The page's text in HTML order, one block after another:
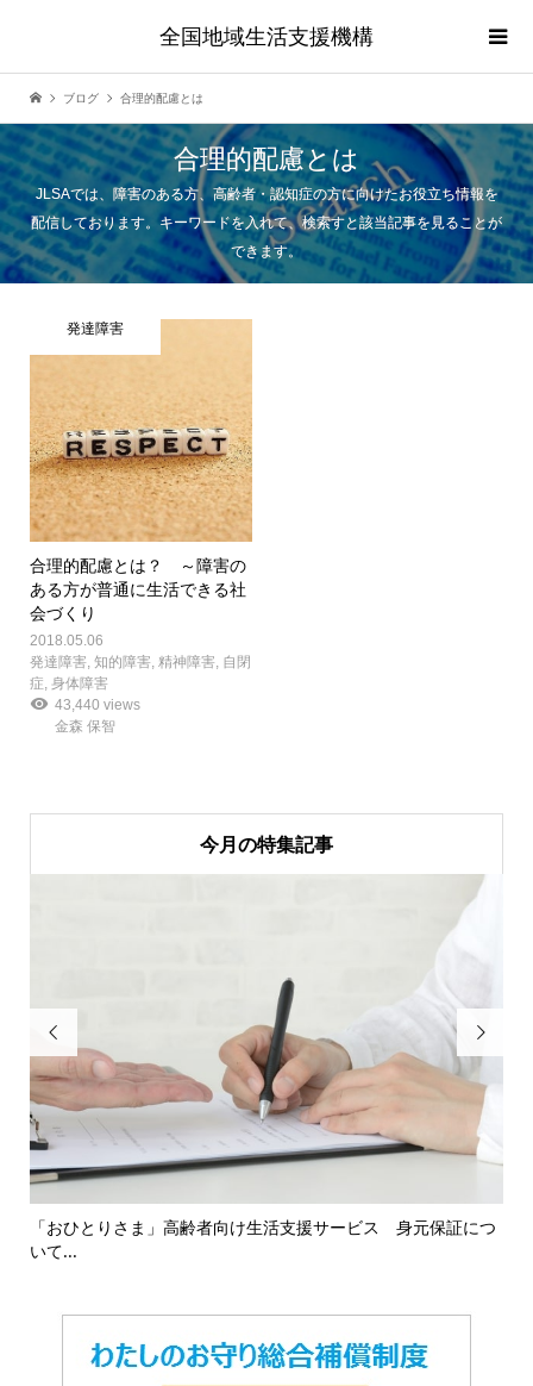
全国地域生活支援機構
ブログ 合理的配慮とは
合理的配慮とは
JLSAでは、障害のある方、高齢者・認知症の方に向けたお役立ち情報を
配信しております。キーワードを入れて、検索すと該当記事を見ることが
できます。
発達障害
合理的配慮とは？ ～障害の
ある方が普通に生活できる社
会づくり
2018.05.06
発達障害, 知的障害, 精神障害, 自閉
症 身体障害
43,440 views
金森 保智
今月の特集記事

「おひとりさま」高齢者向け生活支援サービス 身元保証につ
いて...
